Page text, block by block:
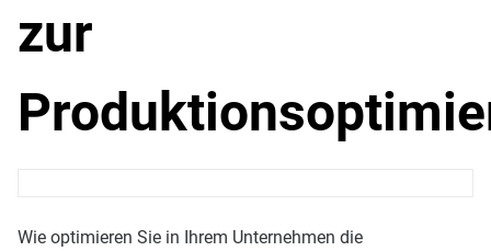
zur
Wie optimieren Sie in Ihrem Unternehmen die